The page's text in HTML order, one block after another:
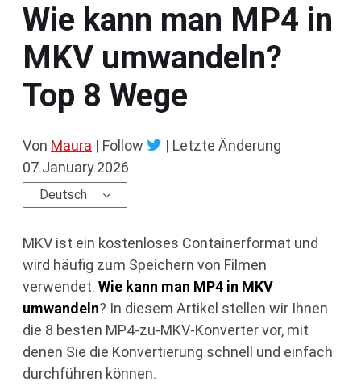
Wie kann man MP4 in
MKV umwandeln?
Top 8 Wege
Von Maura | Follow | Letzte Änderung
07.January.2026
Deutsch
MKV ist ein kostenloses Containerformat und
wird häufig zum Speichern von Filmen
verwendet. Wie kann man MP4 in MKV
umwandeln? In diesem Artikel stellen wir Ihnen
die 8 besten MP4-zu-MKV-Konverter vor, mit
denen Sie die Konvertierung schnell und einfach
durchführen können.